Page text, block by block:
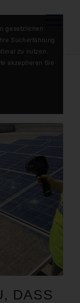
DASS
gesetzlichen
Sucherfahrung
zu nutzen.
akzeptieren Sie